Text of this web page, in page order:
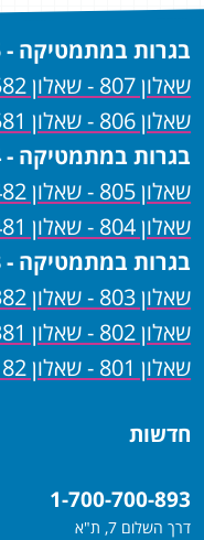
בגרות במתמטיקה - 5 יחידות
שאלון 807 - שאלון 582
שאלון 806 - שאלון 581
בגרות במתמטיקה - 4 יחידות
שאלון 805 - שאלון 482
שאלון 804 - שאלון 481
בגרות במתמטיקה - 3 יחידות
שאלון 803 - שאלון 382
שאלון 802 - שאלון 381
שאלון 801 - שאלון 182
חדשות
1-700-700-893
דרך השלום 7, ת"א